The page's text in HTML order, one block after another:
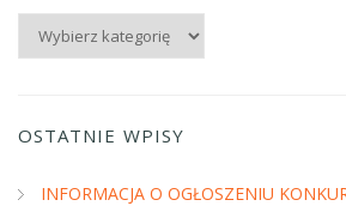
Kategorie
OSTATNIE WPISY
INFORMACJA O OGŁOSZENIU